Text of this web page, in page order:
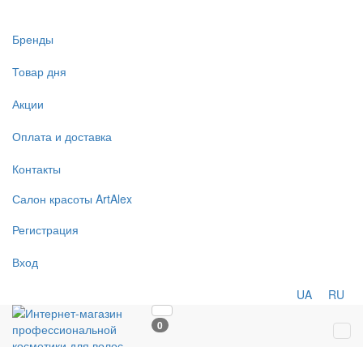
Бренды
Товар дня
Акции
Оплата и доставка
Контакты
Салон красоты ArtAlex
Регистрация
Вход
UA RU
0